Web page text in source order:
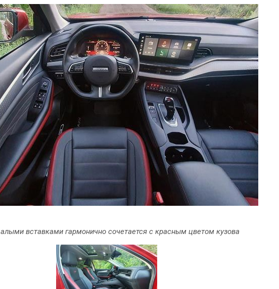
вставками гармонично сочетается с красным цветом кузова